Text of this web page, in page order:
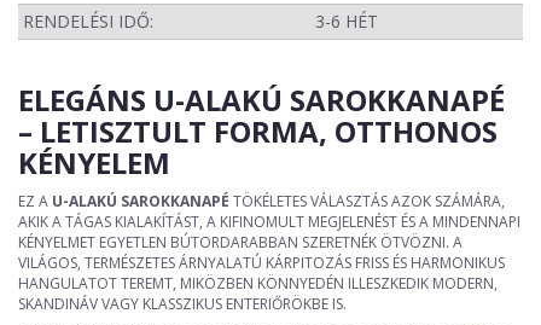
RENDELÉSI IDŐ:
3-6 HÉT
ELEGÁNS U-ALAKÚ SAROKKANAPÉ
– LETISZTULT FORMA, OTTHONOS
KÉNYELEM
EZ A U-ALAKÚ SAROKKANAPÉ TÖKÉLETES VÁLASZTÁS AZOK SZÁMÁRA,
AKIK A TÁGAS KIALAKÍTÁST, A KIFINOMULT MEGJELENÉST ÉS A MINDENNAPI
KÉNYELMET EGYETLEN BÚTORDARABBAN SZERETNÉK ÖTVÖZNI. A
VILÁGOS, TERMÉSZETES ÁRNYALATÚ KÁRPITOZÁS FRISS ÉS HARMONIKUS
HANGULATOT TEREMT, MIKÖZBEN KÖNNYEDÉN ILLESZKEDIK MODERN,
SKANDINÁV VAGY KLASSZIKUS ENTERIŐRÖKBE IS.